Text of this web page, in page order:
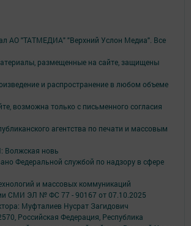
АО "ТАТМЕДИА" "Верхний Услон Медиа". Все
размещенные на сайте, защищены
и распространение в любом объеме
возможна только с письменного согласия
агентства по печати и массовым
Волжская новь
Федеральной службой по надзору в сфере
и массовых коммуникаций
СМИ ЭЛ № ФС 77 - 90167 от 07.10.2025
Муфталиев Нусрат Загидович
Российская Федерация, Республика